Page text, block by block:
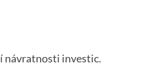
návratnosti investic.